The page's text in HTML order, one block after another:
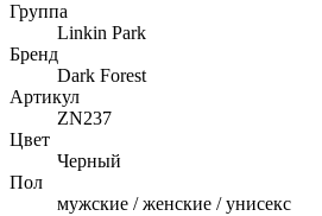
Группа
Linkin Park
Бренд
Dark Forest
Артикул
ZN237
Цвет
Черный
Пол
мужские / женские / унисекс